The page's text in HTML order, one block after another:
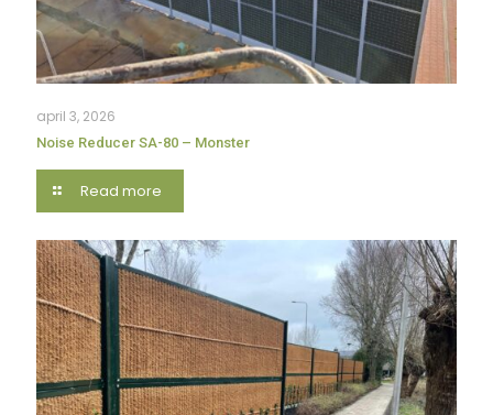
april 3, 2026
Noise Reducer SA-80 – Monster
Read more